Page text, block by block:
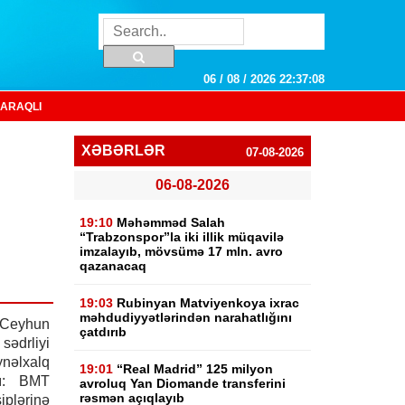
06 / 08 / 2026 22:37:09
BMT
XƏBƏRLƏR 07-08-2026
06-08-2026
19:10 Məhəmməd Salah
“Trabzonspor”la iki illik müqavilə
imzalayıb, mövsümə 17 mln. avro
qazanacaq
19:03 Rubinyan Matviyenkoya ixrac
məhdudiyyətlərindən narahatlığını
çatdırıb
19:01 “Real Madrid” 125 milyon
avroluq Yan Diomande transferini
rəsmən açıqlayıb